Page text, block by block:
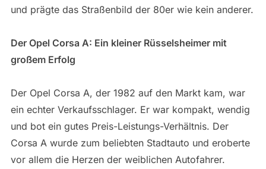
und prägte das Straßenbild der 80er wie kein anderer.
Der Opel Corsa A: Ein kleiner Rüsselsheimer mit
großem Erfolg
Der Opel Corsa A, der 1982 auf den Markt kam, war
ein echter Verkaufsschlager. Er war kompakt, wendig
und bot ein gutes Preis-Leistungs-Verhältnis. Der
Corsa A wurde zum beliebten Stadtauto und eroberte
vor allem die Herzen der weiblichen Autofahrer.